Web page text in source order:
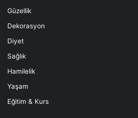
Güzellik
Dekorasyon
Diyet
Sağlık
Hamilelik
Yaşam
Eğitim & Kurs